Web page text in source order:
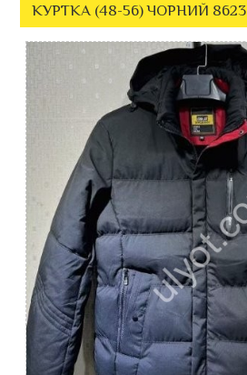
КУРТКА (48-56) ЧОРНИЙ 8623